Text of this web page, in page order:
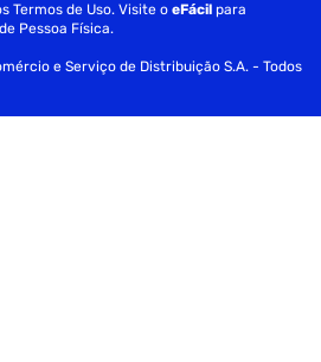
Termos de Uso. Visite oeFácil para
Pessoa Física.
e Serviço de Distribuição S.A. - Todos